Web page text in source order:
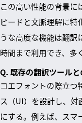
この高い性能の背景
ピードと文脈理解に
うな高度な機能は翻訳
時間まで利用でき、多
Q. 既存の翻訳ツール
コエフォントの際立つ
ス（UI）を設計し、対
にする。例えば、スマ